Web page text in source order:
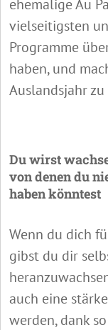
ehemalige Au
vielseitigsten
Programme
haben, und
Auslandsjahr
Du wirst
von denen du
haben könntest
Wenn du dich
gibst du dir
auch eine
werden, dank